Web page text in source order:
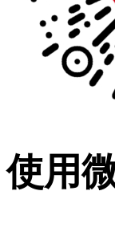
使用